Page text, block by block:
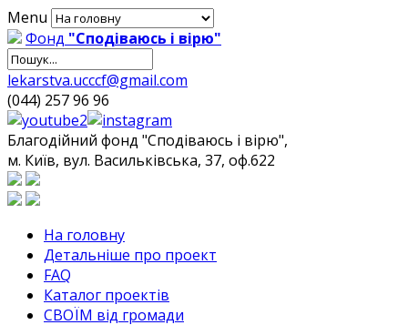
Menu
Фонд "Сподіваюсь і вірю"
lekarstva.ucccf@gmail.com
(044) 257 96 96
Благодійний фонд "Сподіваюсь і вірю",
м. Київ, вул. Васильківська, 37, оф.622
На головну
Детальніше про проект
FAQ
Каталог проектів
СВОЇМ від громади